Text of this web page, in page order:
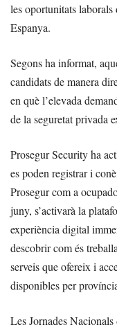
les oportunitats
Espanya.
Segons ha informat,
candidats de manera
en què l’elevada
de la seguretat privada
Prosegur Security ha
es poden registrar i
Prosegur com a
juny, s’activarà la
experiència digital
descobrir com és
serveis que ofereix i
disponibles per
Les Jornades